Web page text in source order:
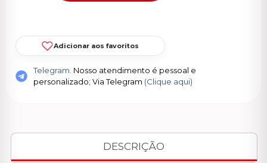
Adicionar aos favoritos
Telegram. Nosso atendimento é pessoal e
personalizado; Via Telegram (Clique aqui)
DESCRIÇÃO